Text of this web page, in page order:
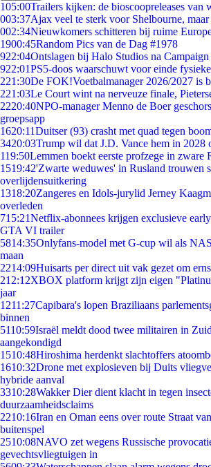
105:00Trailers kijken: de bioscoopreleases van
003:37Ajax veel te sterk voor Shelbourne,
002:34Nieuwkomers schitteren bij ruime
1900:45Random Pics van de Dag #1978
922:04Ontslagen bij Halo Studios na
922:01PS5-doos waarschuwt voor einde
221:30De FOK!Voetbalmanager 2026/2027 is
221:03Le Court wint na nerveuze finale,
2220:40NPO-manager Menno de Boer
groepsapp
1620:11Duitser (93) crasht met quad tegen
3420:03Trump wil dat J.D. Vance hem in 2028
119:50Lemmen boekt eerste profzege in zware
1519:42'Zwarte weduwes' in Rusland trouwen
overlijdensuitkering
1318:20Zangeres en Idols-jurylid Jerney
overleden
715:21Netflix-abonnees krijgen exclusieve
GTA VI trailer
5814:35Onlyfans-model met G-cup wil als
maan
2214:09Huisarts per direct uit vak gezet om
212:12XBOX platform krijgt zijn eigen
jaar
1211:27Capibara's lopen Braziliaans
binnen
5110:59Israël meldt dood twee militairen in
aangekondigd
1510:48Hiroshima herdenkt slachtoffers
1610:32Drone met explosieven bij Duits
hybride aanval
3310:28Wakker Dier dient klacht in tegen
duurzaamheidsclaims
2210:16Iran en Oman eens over route Straat
buitenspel
2510:08NAVO zet wegens Russische
gevechtsvliegtuigen in